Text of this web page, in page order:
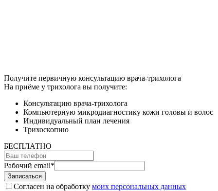
Получите первичную консультацию врача-трихолога
На приёме у трихолога вы получите:
Консультацию врача-трихолога
Компьютерную микродиагностику кожи головы и волос
Индивидуальный план лечения
Трихоскопию
БЕСПЛАТНО
Рабочий email*
Согласен на обработку моих персональных данных